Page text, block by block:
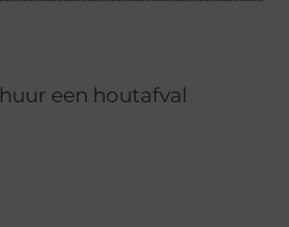
huur een houtafval